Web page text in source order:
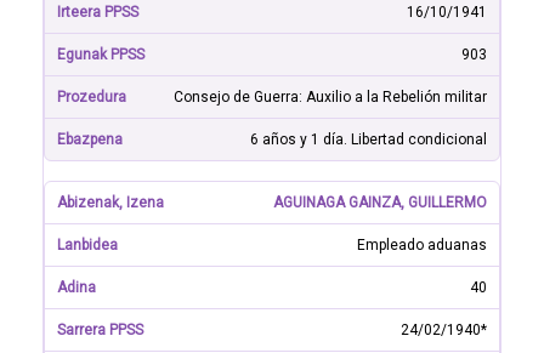
16/10/1941
903
Consejo de Guerra: Auxilio a la Rebelión militar
6 años y 1 día. Libertad condicional
AGUINAGA GAINZA, GUILLERMO
Empleado aduanas
40
24/02/1940*